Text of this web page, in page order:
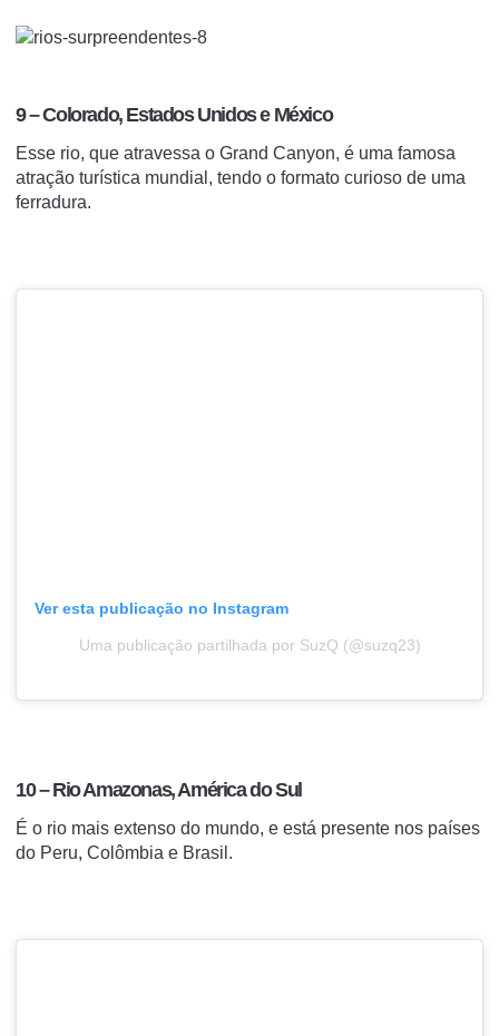
9 – Colorado, Estados Unidos e México
Esse rio, que atravessa o Grand Canyon, é uma famosa
atração turística mundial, tendo o formato curioso de uma
ferradura.
Ver esta publicação no Instagram
Uma publicação partilhada por SuzQ (@suzq23)
10 – Rio Amazonas, América do Sul
É o rio mais extenso do mundo, e está presente nos países
do Peru, Colômbia e Brasil.